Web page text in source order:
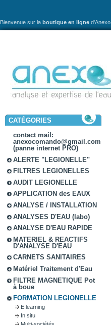
Bienvenue sur la boutique en ligne d'Anexo,
CATÉGORIES
contact mail:
anexocomando@gmail.com
(panne internet PRO)
ALERTE "LEGIONELLE"
FILTRES LEGIONELLES
AUDIT LEGIONELLE
APPLICATION des EAUX
ANALYSE / INSTALLATION
ANALYSES D'EAU (labo)
ANALYSE D'EAU RAPIDE
MATERIEL & REACTIFS
D'ANALYSE D'EAU
CARNETS SANITAIRES
Matériel Traitement d'Eau
FILTRE MAGNETIQUE Pot
à boue
FORMATION LEGIONELLE
E.learning
In situ